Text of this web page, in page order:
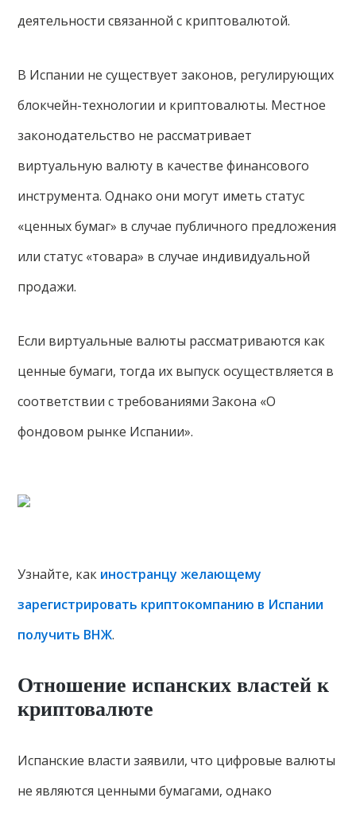
деятельности связанной с криптовалютой.
В Испании не существует законов, регулирующих
блокчейн-технологии и криптовалюты. Местное
законодательство не рассматривает
виртуальную валюту в качестве финансового
инструмента. Однако они могут иметь статус
«ценных бумаг» в случае публичного предложения
или статус «товара» в случае индивидуальной
продажи.
Если виртуальные валюты рассматриваются как
ценные бумаги, тогда их выпуск осуществляется в
соответствии с требованиями Закона «О
фондовом рынке Испании».
Узнайте, как иностранцу желающему
зарегистрировать криптокомпанию в Испании
получить ВНЖ.
Отношение испанских властей к
криптовалюте
Испанские власти заявили, что цифровые валюты
не являются ценными бумагами, однако